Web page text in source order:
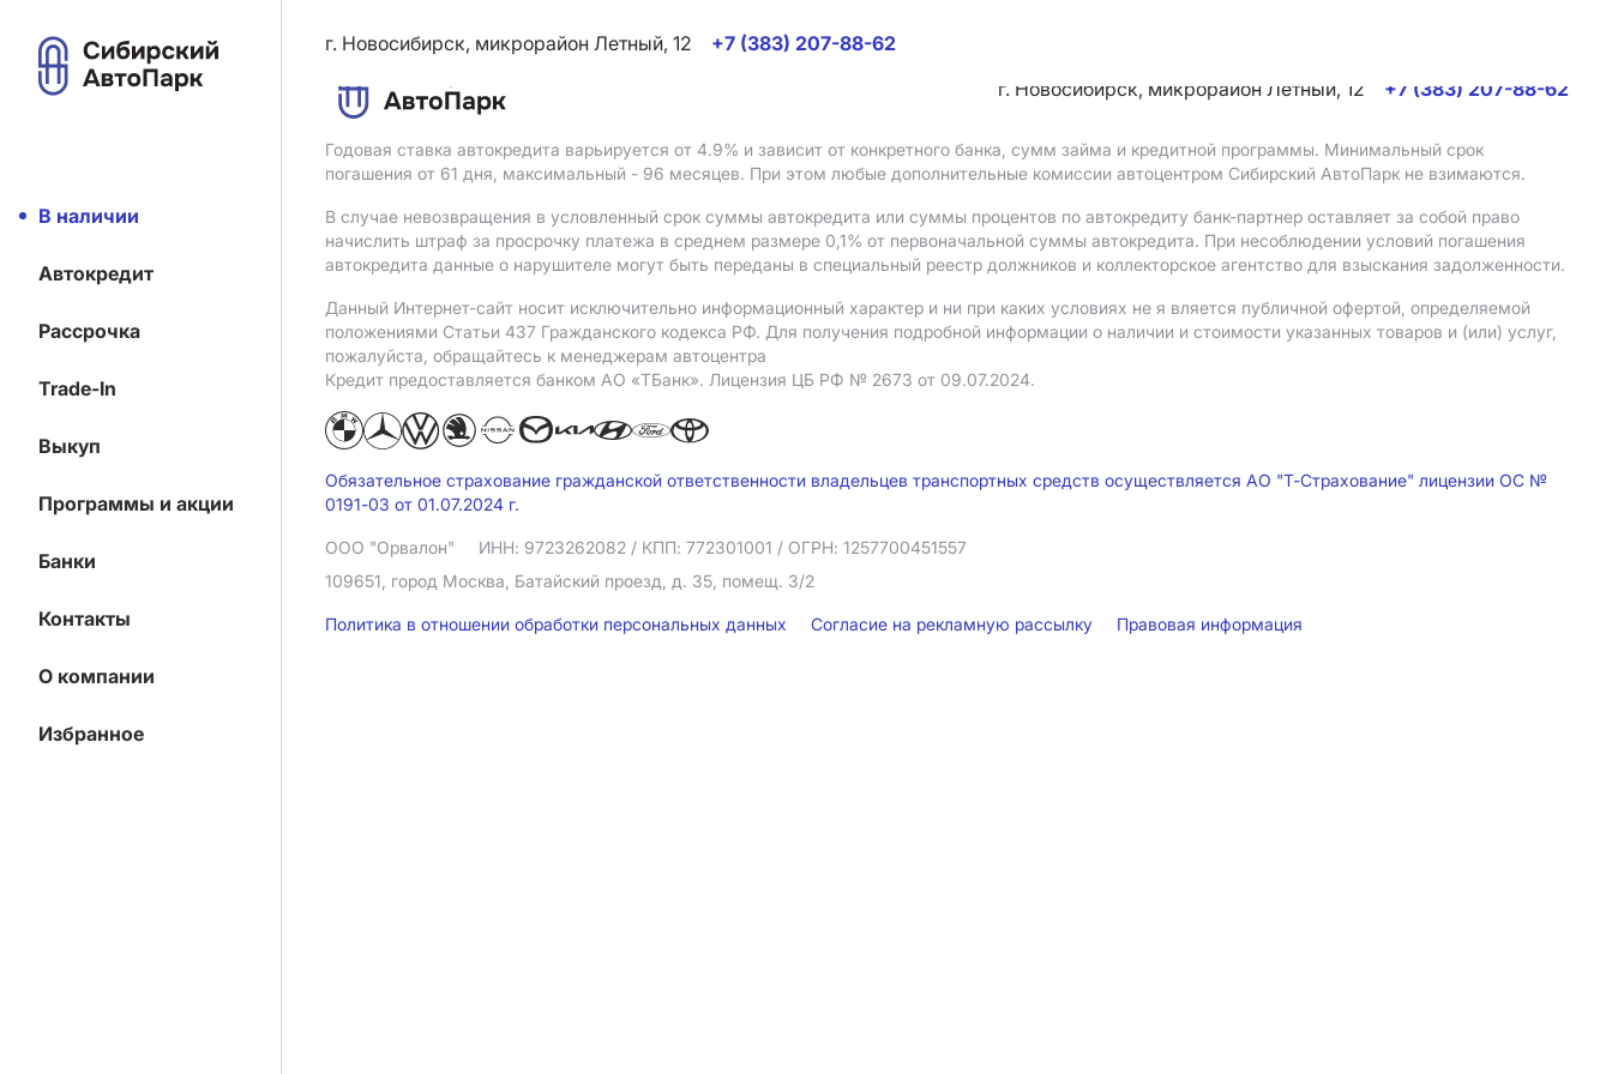
В наличии
Автокредит
Рассрочка
Trade-In
Выкуп
Программы и акции
Банки
Контакты
О компании
Избранное
г. Новосибирск, микрорайон Летный, 12
+7 (383) 207-88-62
г. Новосибирск, микрорайон Летный, 12
+7 (383) 207-88-62
Годовая ставка автокредита варьируется от 4.9% и зависит от конкретного банка, сумм займа и кредитной программы. Минимальный срок
погашения от 61 дня, максимальный - 96 месяцев. При этом любые дополнительные комиссии автоцентром Сибирский АвтоПарк не взимаются.
В случае невозвращения в условленный срок суммы автокредита или суммы процентов по автокредиту банк-партнер оставляет за собой право
начислить штраф за просрочку платежа в среднем размере 0,1% от первоначальной суммы автокредита. При несоблюдении условий погашения
автокредита данные о нарушителе могут быть переданы в специальный реестр должников и коллекторское агентство для взыскания задолженности.
Данный Интернет-сайт носит исключительно информационный характер и ни при каких условиях не я вляется публичной офертой, определяемой
положениями Статьи 437 Гражданского кодекса РФ. Для получения подробной информации о наличии и стоимости указанных товаров и (или) услуг,
пожалуйста, обращайтесь к менеджерам автоцентра
Кредит предоставляется банком АO «ТБанк». Лицензия ЦБ РФ № 2673 от 09.07.2024.
Обязательное страхование гражданской ответственности владельцев транспортных средств осуществляется АО "Т-Страхование" лицензии ОС №
0191-03 от 01.07.2024 г.
ООО "Орвалон" ИНН: 9723262082 / КПП: 772301001 / ОГРН: 1257700451557
109651, город Москва, Батайский проезд, д. 35, помещ. 3/2
Политика в отношении обработки персональных данных Согласие на рекламную рассылку Правовая информация